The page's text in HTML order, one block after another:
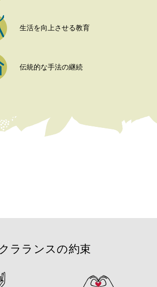
生活を向上させる教育
伝統的な手法の継続
クラランスの約束